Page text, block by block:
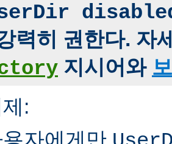
력히 권한다. 자
지시어와
:
자에게만